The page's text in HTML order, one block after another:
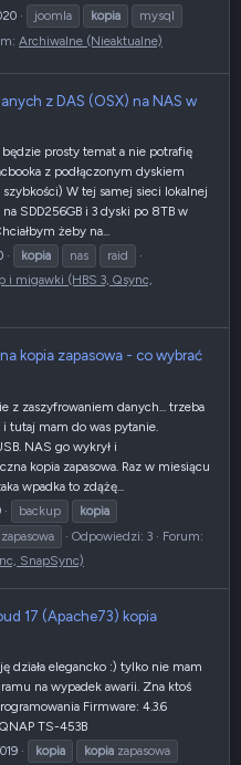
joomla kopia
mysql
Archiwalne (Nieaktualne)
z DAS (OSX) na NAS w
prosty temat a nie potrafię
z podłączonym dyskiem
W tej samej sieci lokalnej
SDD256GB i 3 dyski po 8TB w
żeby na...
kopia nas
raid
i migawki (HBS 3, Qsync,
kopia zapasowa - co wybrać
z zaszyfrowaniem danych... trzeba
tutaj mam do was pytanie.
NAS go wykrył i
kopia zapasowa. Raz w miesiącu
wpadka to zdążę...
backup
kopia
zapasowa Odpowiedzi: 3
Forum:
SnapSync)
17 (Apache73) kopia
działa elegancko :) tylko nie mam
na wypadek awarii. Zna ktoś
Firmware: 4.3.6
TS-453B
kopia kopia zapasowa